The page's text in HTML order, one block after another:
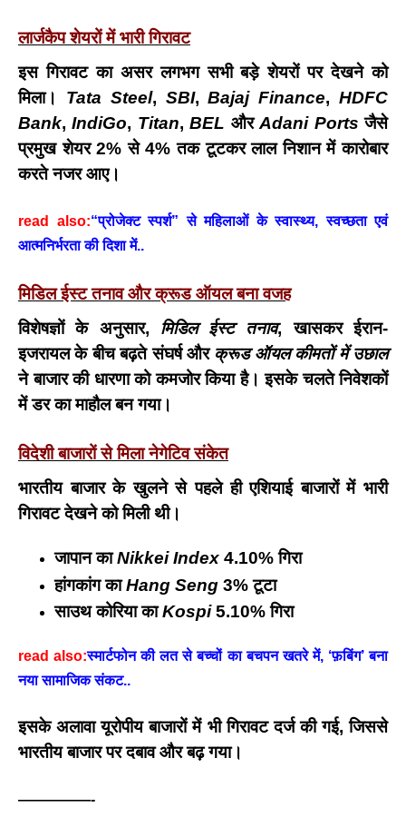
लार्जकैप शेयरों में भारी गिरावट
इस गिरावट का असर लगभग सभी बड़े शेयरों पर देखने को
मिला। Tata Steel, SBI,Bajaj Finance,HDFC
Bank,IndiGo, Titan,BEL औरAdani Ports जैसे
प्रमुख शेयर 2% से 4% तक टूटकर लाल निशान में कारोबार
करते नजर आए।
read also:“प्रोजेक्ट स्पर्श” से महिलाओं के स्वास्थ्य, स्वच्छता एवं
आत्मनिर्भरता की दिशा में..
मिडिल ईस्ट तनाव और क्रूड ऑयल बना वजह
विशेषज्ञों के अनुसार, मिडिल ईस्ट तनाव, खासकर ईरान-
इजरायल के बीच बढ़ते संघर्ष और क्रूड ऑयल कीमतों में उछाल
ने बाजार की धारणा को कमजोर किया है। इसके चलते निवेशकों
में डर का माहौल बन गया।
विदेशी बाजारों से मिला नेगेटिव संकेत
भारतीय बाजार के खुलने से पहले ही एशियाई बाजारों में भारी
गिरावट देखने को मिली थी।
जापान काNikkei Index 4.10% गिरा
हांगकांग काHang Seng 3% टूटा
साउथ कोरिया काKospi5.10% गिरा
read also:स्मार्टफोन की लत से बच्चों का बचपन खतरे में, ‘फ़बिंग’ बना
नया सामाजिक संकट..
इसके अलावा यूरोपीय बाजारों में भी गिरावट दर्ज की गई, जिससे
भारतीय बाजार पर दबाव और बढ़ गया।
—————-
BREAKING NEWS